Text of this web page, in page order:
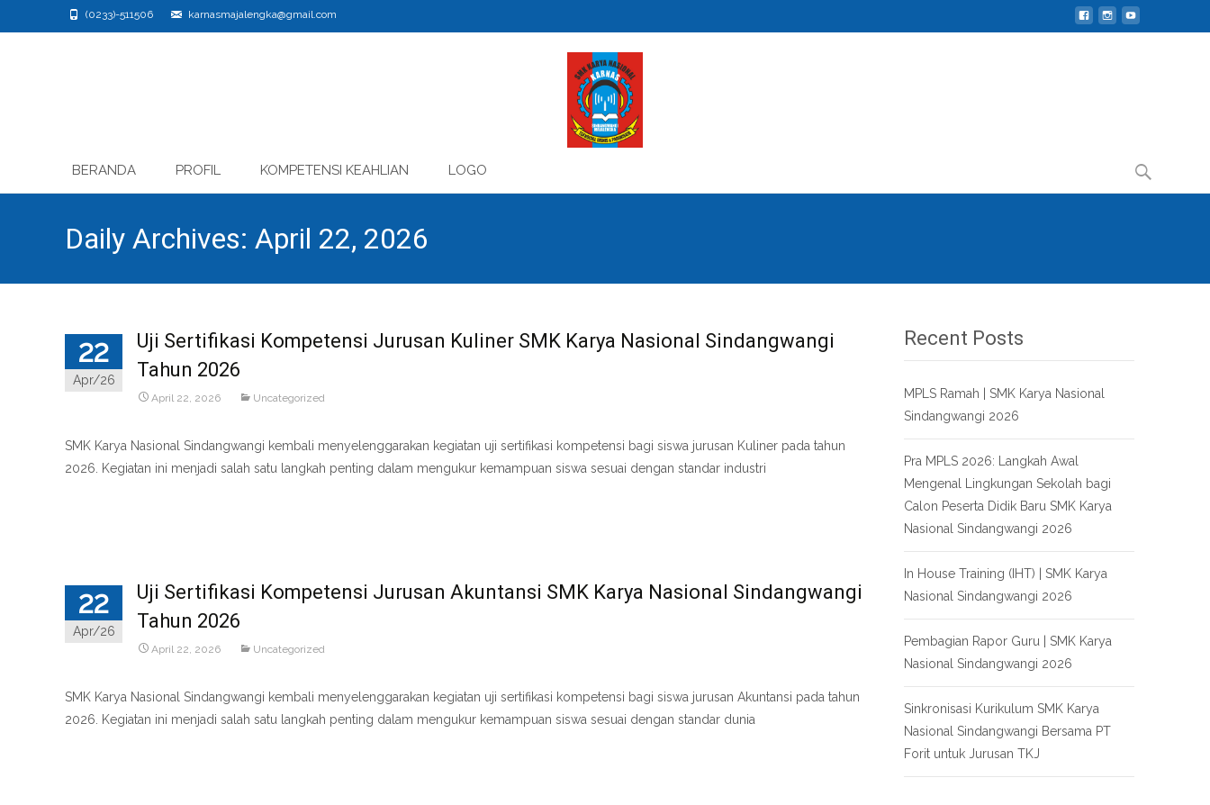
(0233)-511506 karnasmajalengka@gmail.com
BERANDA PROFIL KOMPETENSI KEAHLIAN LOGO
Search
Daily Archives: April 22, 2026
22
Apr/26
Uji Sertifikasi Kompetensi Jurusan Kuliner SMK Karya Nasional Sindangwangi
Tahun 2026
April 22, 2026 Uncategorized
SMK Karya Nasional Sindangwangi kembali menyelenggarakan kegiatan uji sertifikasi kompetensi bagi siswa jurusan Kuliner pada tahun
2026. Kegiatan ini menjadi salah satu langkah penting dalam mengukur kemampuan siswa sesuai dengan standar industri
22
Apr/26
Uji Sertifikasi Kompetensi Jurusan Akuntansi SMK Karya Nasional Sindangwangi
Tahun 2026
April 22, 2026 Uncategorized
SMK Karya Nasional Sindangwangi kembali menyelenggarakan kegiatan uji sertifikasi kompetensi bagi siswa jurusan Akuntansi pada tahun
2026. Kegiatan ini menjadi salah satu langkah penting dalam mengukur kemampuan siswa sesuai dengan standar dunia
Recent Posts
MPLS Ramah | SMK Karya Nasional
Sindangwangi 2026
Pra MPLS 2026: Langkah Awal
Mengenal Lingkungan Sekolah bagi
Calon Peserta Didik Baru SMK Karya
Nasional Sindangwangi 2026
In House Training (IHT) | SMK Karya
Nasional Sindangwangi 2026
Pembagian Rapor Guru | SMK Karya
Nasional Sindangwangi 2026
Sinkronisasi Kurikulum SMK Karya
Nasional Sindangwangi Bersama PT
Forit untuk Jurusan TKJ